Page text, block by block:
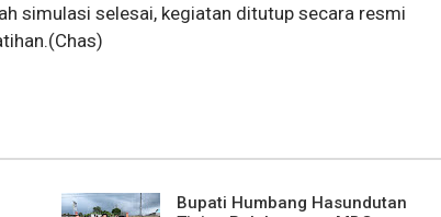
simulasi selesai, kegiatan ditutup secara resmi
Bupati Humbang Hasundutan